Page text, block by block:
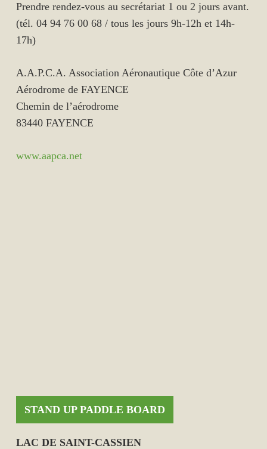
Prendre rendez-vous au secrétariat 1 ou 2 jours avant.
(tél. 04 94 76 00 68 / tous les jours 9h-12h et 14h-
17h)
A.A.P.C.A. Association Aéronautique Côte d’Azur
Aérodrome de FAYENCE
Chemin de l’aérodrome
83440 FAYENCE
www.aapca.net
STAND UP PADDLE BOARD
LAC DE SAINT-CASSIEN